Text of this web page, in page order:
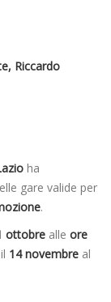
Riccardo
ha
gare valide per
.
ottobre alle ore
14 novembre al